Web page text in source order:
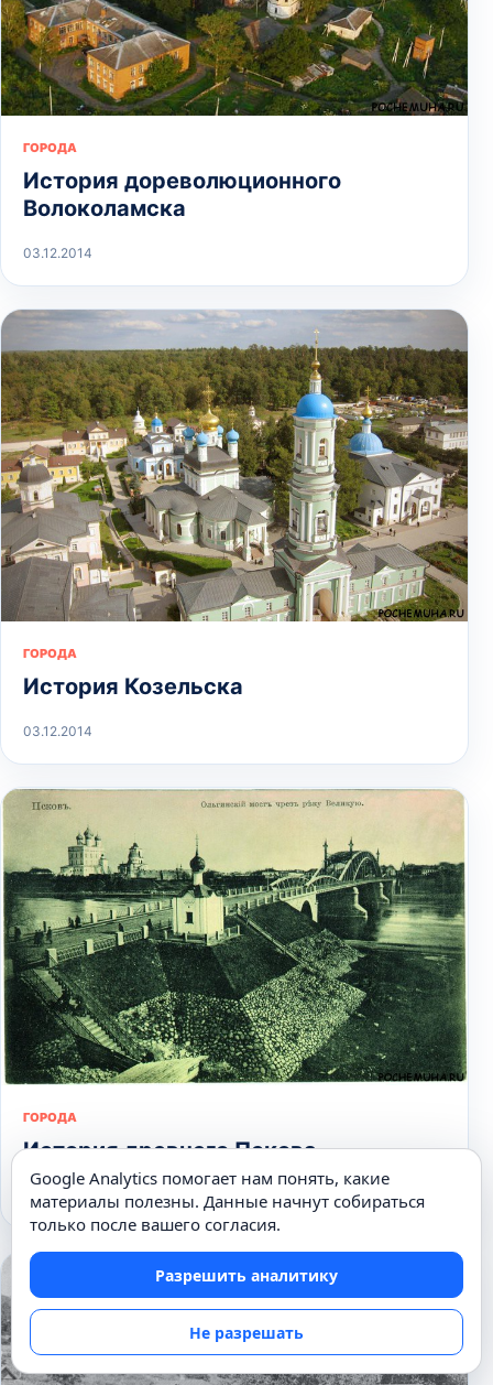
ГОРОДА
История дореволюционного
Волоколамска
03.12.2014
ГОРОДА
История Козельска
03.12.2014
ГОРОДА
История древнего Пскова
03.12.2014
Google Analytics помогает нам понять, какие
материалы полезны. Данные начнут собираться
только после вашего согласия.
Разрешить аналитику
Не разрешать